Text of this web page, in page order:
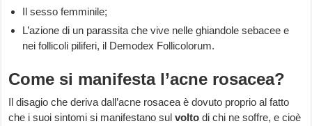
Il sesso femminile;
L’azione di un parassita che vive nelle ghiandole sebacee e
nei follicoli piliferi, il Demodex Follicolorum.
Come si manifesta l’acne rosacea?
Il disagio che deriva dall’acne rosacea è dovuto proprio al fatto
che i suoi sintomi si manifestano sulvolto di chi ne soffre, e cioè